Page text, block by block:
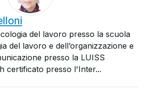
del lavoro presso la scuola
del lavoro e dell’organizzazione e
presso la LUISS
certificato presso l'Inter...